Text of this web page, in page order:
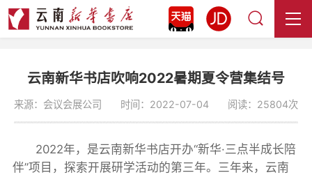
云南新华书店吹响2022暑期夏令营集结号
来源：会议会展公司 时间：2022-07-04 阅读：25804次
2022年，是云南新华书店开办“新华·三点半成长陪
伴”项目，探索开展研学活动的第三年。三年来，云南